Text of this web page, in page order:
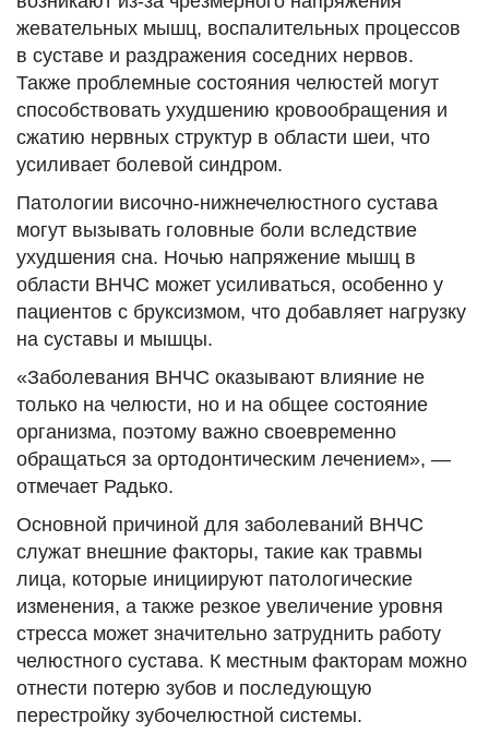
жевательных мышц, воспалительных процессов
в суставе и раздражения соседних нервов.
Также проблемные состояния челюстей могут
способствовать ухудшению кровообращения и
сжатию нервных структур в области шеи, что
усиливает болевой синдром.
Патологии височно-нижнечелюстного сустава
могут вызывать головные боли вследствие
ухудшения сна. Ночью напряжение мышц в
области ВНЧС может усиливаться, особенно у
пациентов с бруксизмом, что добавляет нагрузку
на суставы и мышцы.
«Заболевания ВНЧС оказывают влияние не
только на челюсти, но и на общее состояние
организма, поэтому важно своевременно
обращаться за ортодонтическим лечением», —
отмечает Радько.
Основной причиной для заболеваний ВНЧС
служат внешние факторы, такие как травмы
лица, которые инициируют патологические
изменения, а также резкое увеличение уровня
стресса может значительно затруднить работу
челюстного сустава. К местным факторам можно
отнести потерю зубов и последующую
перестройку зубочелюстной системы.